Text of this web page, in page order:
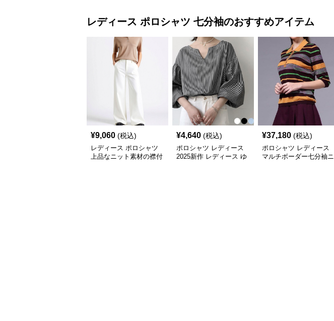
レディース ポロシャツ 七分袖のおすすめアイテム
¥9,060 (税込)
レディース ポロシャツ
上品なニット素材の襟付
¥4,640 (税込)
ポロシャツ レディース
2025新作 レディース ゆ
¥37,180 (税込)
ポロシャツ レディース
マルチボーダー七分袖ニ